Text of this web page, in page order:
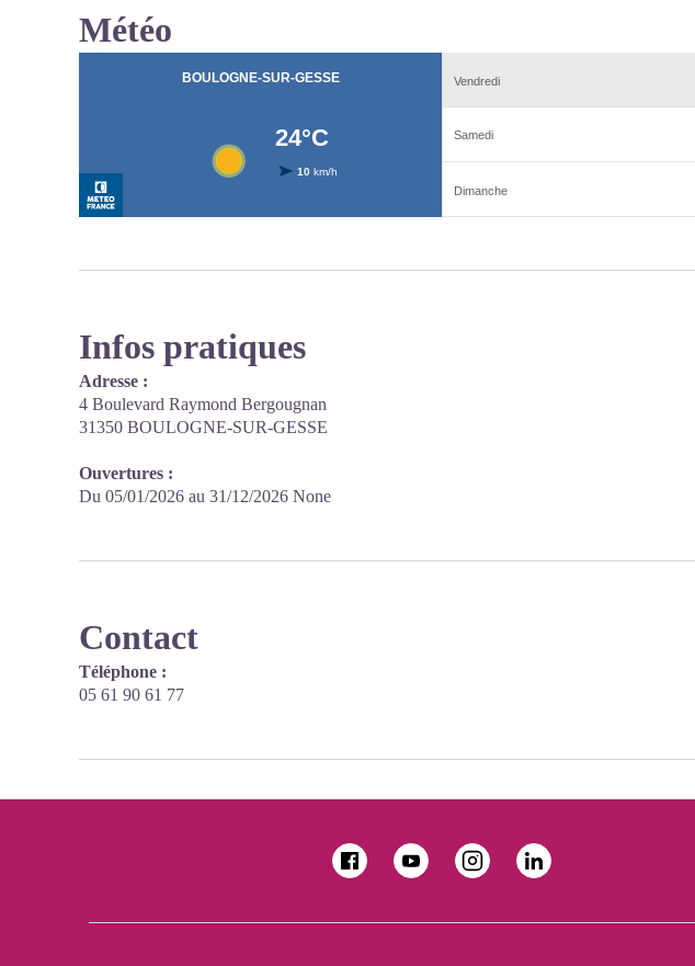
Météo
Infos pratiques
Adresse :
4 Boulevard Raymond Bergougnan
31350 BOULOGNE-SUR-GESSE
Ouvertures :
Du 05/01/2026 au 31/12/2026 None
Contact
Téléphone :
05 61 90 61 77